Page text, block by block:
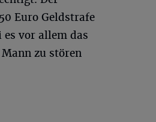
Euro Geldstrafe
es vor allem das
zu stören